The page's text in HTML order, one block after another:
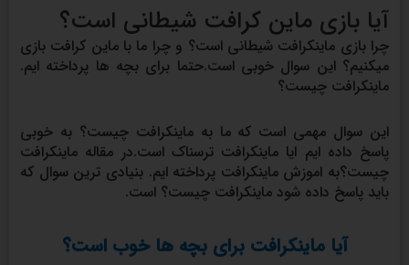
آیا بازی ماین کرافت شیطانی است؟
چرا بازی ماینکرافت شیطانی است؟ و چرا ما با ماین کرافت بازی
میکنیم؟ این سوال خوبی است.حتما برای بچه ها پرداخته ایم.
ماینکرافت چیست؟
این سوال مهمی است که ما به ماینکرافت چیست؟ به خوبی
پاسخ داده ایم ایا ماینکرافت ترسناک است.در مقاله ماینکرافت
چیست؟به اموزش ماینکرافت پرداخته ایم. بنیادی ترین سوال که
باید پاسخ داده شود ماینکرافت چیست؟ است.
آیا ماینکرافت برای بچه ها خوب است؟